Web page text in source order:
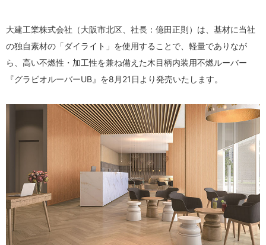
大建工業株式会社（大阪市北区、社長：億田正則）は、基材に当社
の独自素材の「ダイライト」を使用することで、軽量でありなが
ら、高い不燃性・加工性を兼ね備えた木目柄内装用不燃ルーバー
『グラビオルーバーUB』を8月21日より発売いたします。